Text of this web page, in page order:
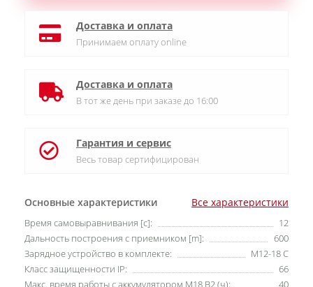
Основные характеристики Все характеристики
Время самовыравнивания [c]:
12
Дальность построения с приемником [m]:
600
Зарядное устройство в комплекте:
M12-18 C
Класс защищенности IP:
66
Макс. время работы с аккумулятором М18 В2 (ч):
40
Доставка и оплата
Принимаем оплату online
Доставка и оплата
В тот же день при заказе до 16:00
Гарантия и сервис
Весь товар сертифицирован